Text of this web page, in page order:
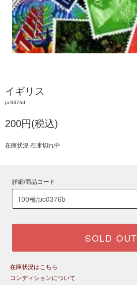
イギリス
pc0376d
200円(税込)
在庫状況 在庫切れ中
詳細/商品コード
SOLD OUT
在庫状況はこちら
コンディションについて